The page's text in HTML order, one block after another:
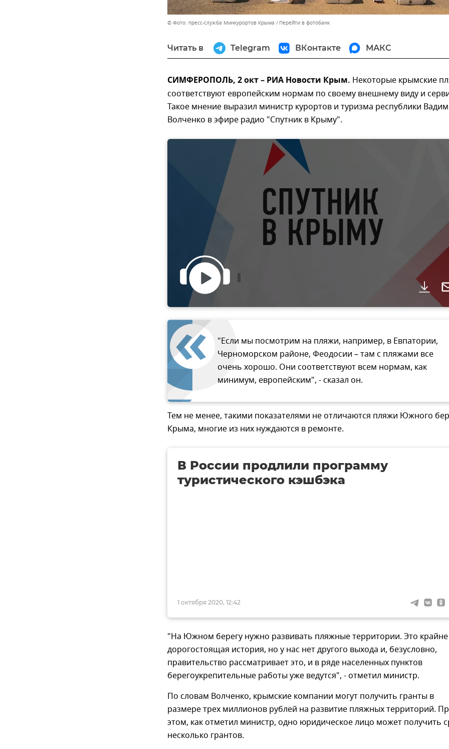
© Фото: пресс-служба Минкурортов Крыма Перейти в фотобанк
Читать в Telegram ВКонтакте МАКС
СИМФЕРОПОЛЬ, 2 окт – РИА Новости Крым. Некоторые крымские
соответствуют европейским нормам по своему внешнему виду и
Такое мнение выразил министр курортов и туризма республики Вадим
Волченко в эфире радио "Спутник в Крыму".
"Если мы посмотрим на пляжи, например, в Евпатории,
Черноморском районе, Феодосии – там с пляжами все
очень хорошо. Они соответствуют всем нормам, как
минимум, европейским", - сказал он.
Тем не менее, такими показателями не отличаются пляжи Южного
Крыма, многие из них нуждаются в ремонте.
1 октября 2020, 12:42
В России продлили программу
туристического кэшбэка
"На Южном берегу нужно развивать пляжные территории. Это крайне
дорогостоящая история, но у нас нет другого выхода и, безусловно,
правительство рассматривает это, и в ряде населенных пунктов
берегоукрепительные работы уже ведутся", - отметил министр.
По словам Волченко, крымские компании могут получить гранты в
размере трех миллионов рублей на развитие пляжных территорий.
этом, как отметил министр, одно юридическое лицо может получить
несколько грантов.